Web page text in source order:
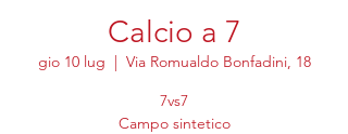
Calcio a 7
gio 10 lug
  |
Via Romualdo Bonfadini, 18
7vs7
Campo sintetico